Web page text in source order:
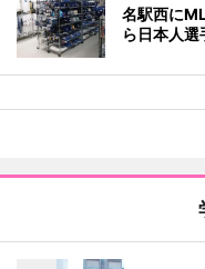
名駅西に
ら日本人選